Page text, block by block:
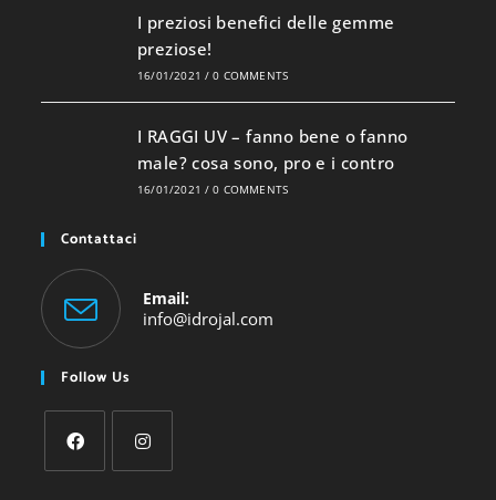
I preziosi benefici delle gemme
preziose!
16/01/2021 / 0 COMMENTS
I RAGGI UV – fanno bene o fanno
male? cosa sono, pro e i contro
16/01/2021 / 0 COMMENTS
Contattaci
Email:
info@idrojal.com
Follow Us